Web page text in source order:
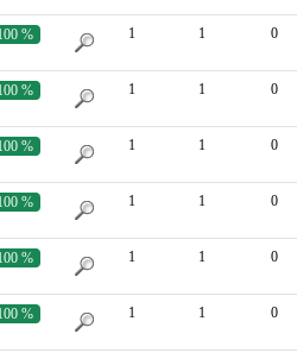
% 1 1 0
% 1 1 0
% 1 1 0
% 1 1 0
% 1 1 0
% 1 1 0